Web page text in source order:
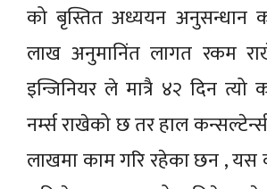
को बृस्तित अध्ययन अनुसन्धान
लाख अनुमानिंत लागत रकम
इन्जिनियर ले मात्रै ४२ दिन त्यो
नर्म्स राखेको छ तर हाल
लाखमा काम गरि रहेका छन , यस